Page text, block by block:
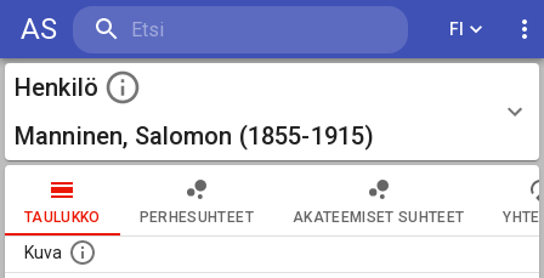
AS FI
Henkilö
Manninen, Salomon (1855-1915)
TAULUKKO PERHESUHTEET AKATEEMISET SUHTEET
Kuva